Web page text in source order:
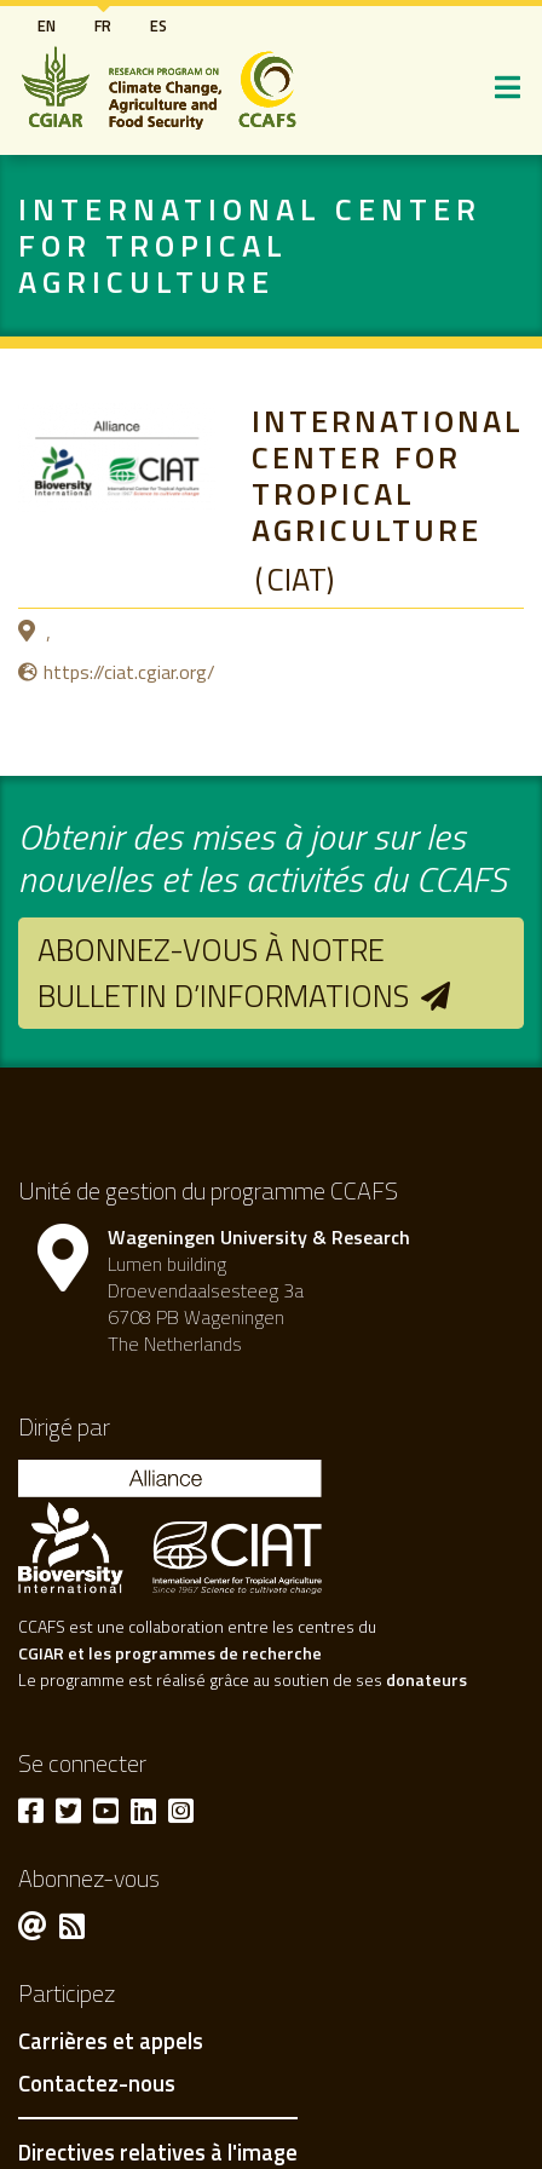
Aller
au
contenu
principal
EN FR ES
INTERNATIONAL CENTER
FOR TROPICAL
AGRICULTURE
INTERNATIONAL
CENTER FOR
TROPICAL
AGRICULTURE
CIAT
,
https://ciat.cgiar.org/
Obtenir des mises à jour sur les
nouvelles et les activités du CCAFS
ABONNEZ-VOUS À NOTRE
BULLETIN D’INFORMATIONS
Unité de gestion du programme CCAFS
Wageningen University & Research
Lumen building
Droevendaalsesteeg 3a
6708 PB Wageningen
The Netherlands
Dirigé par
CCAFS est une collaboration entre les centres du
CGIAR et les programmes de recherche
Le programme est réalisé grâce au soutien de ses donateurs
Se connecter
Abonnez-vous
Participez
Carrières et appels
Contactez-nous
Directives relatives à l'image